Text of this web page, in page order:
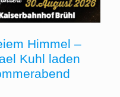
Himmel –
Kuhl laden